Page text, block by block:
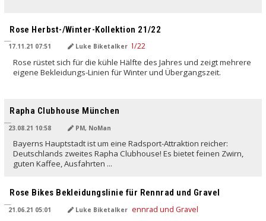
Rose Herbst-/Winter-Kollektion 21/22
17.11.21 07:51 Luke Biketalker
Rose rüstet sich für die kühle Hälfte des Jahres und zeigt mehrere
eigene Bekleidungs-Linien für Winter und Übergangszeit.
Rapha Clubhouse München
23.08.21 10:58 PM, NoMan
Bayerns Hauptstadt ist um eine Radsport-Attraktion reicher:
Deutschlands zweites Rapha Clubhouse! Es bietet feinen Zwirn,
guten Kaffee, Ausfahrten ...
Rose Bikes Bekleidungslinie für Rennrad und Gravel
21.06.21 05:01 Luke Biketalker